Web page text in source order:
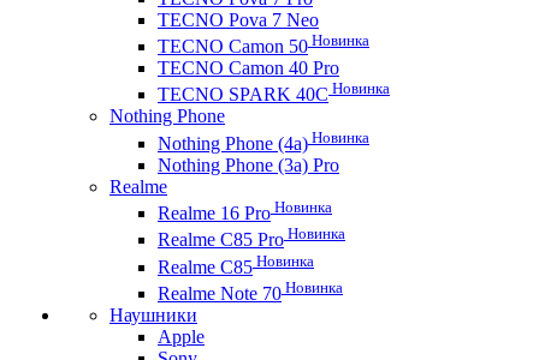
TECNO Pova 7 Neo
TECNO Camon 50 Новинка
TECNO Camon 40 Pro
TECNO SPARK 40C Новинка
Nothing Phone
Nothing Phone (4a) Новинка
Nothing Phone (3a) Pro
Realme
Realme 16 Pro Новинка
Realme C85 Pro Новинка
Realme C85 Новинка
Realme Note 70 Новинка
Наушники
Apple